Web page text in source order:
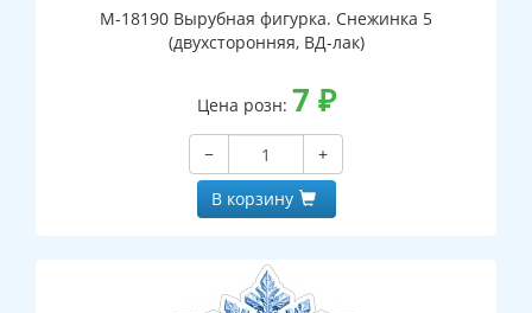
М-18190 Вырубная фигурка. Снежинка 5
(двухсторонняя, ВД-лак)
Цена розн: 7 ₽
−
+
В корзину